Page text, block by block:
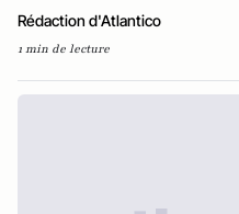
Rédaction d'Atlantico
1 min de lecture